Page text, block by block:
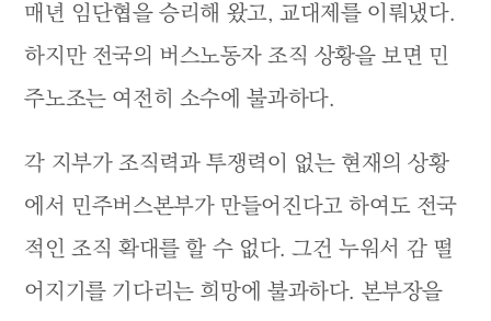
매년 임단협을 승리해 왔고, 교대제를 이뤄냈다.
하지만 전국의 버스노동자 조직 상황을 보면 민
주노조는 여전히 소수에 불과하다.
각 지부가 조직력과 투쟁력이 없는 현재의 상황
에서 민주버스본부가 만들어진다고 하여도 전국
적인 조직 확대를 할 수 없다. 그건 누워서 감 떨
어지기를 기다리는 희망에 불과하다. 본부장을